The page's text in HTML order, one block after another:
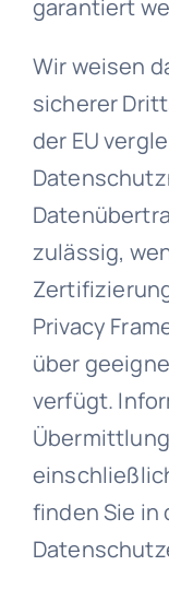
garantiert
Wir weisen
sicherer
der EU
zulässig,
Privacy
über
verfügt.
finden Sie in